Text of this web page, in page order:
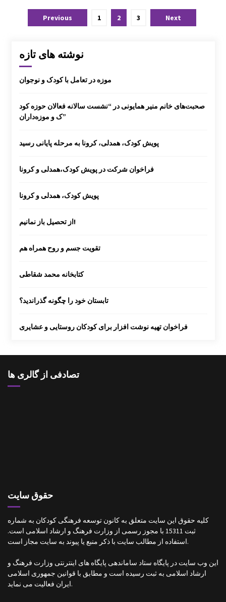
Previous 1 2 3 Next
نوشته های تازه
موزه در تعامل با کودک و نوجوان
صحبت‌های خانم منیر همایونی در “نشست سالانه فعالان حوزه کود
ک و موزه‌داران”
پویش کودک، همدلی، کرونا به مرحله پایانی رسید
فراخوان شرکت در پویش کودک،همدلی و کرونا
پویش کودک، همدلی و کرونا
از تحصیل باز نمانیم!
تقویت جسم و روح همراه هم
کتابخانه محمد شقاطی
تابستان خود را چگونه گذراندید؟
فراخوان تهیه نوشت افزار برای کودکان روستایی و عشایری
تصادفی از گالری ها
حقوق سایت
کلیه حقوق این سایت متعلق به کانون توسعه فرهنگی کودکان به شماره
ثبت 15311 با مجوز رسمی از وزارت فرهنگ و ارشاد اسلامی است.
استفاده از مطالب سایت با ذکر منبع یا پیوند به سایت مجاز است.
این وب سایت در پایگاه ستاد ساماندهی پایگاه های اینترنتی وزارت فرهنگ و
ارشاد اسلامی به ثبت رسیده است و مطابق با قوانین جمهوری اسلامی
ایران فعالیت می نماید.